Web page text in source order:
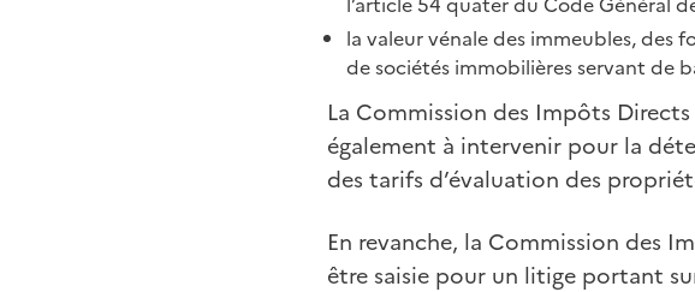
la valeur vénale des immeubles, des
de sociétés immobilières servant de
La Commission des Impôts
également à intervenir pour la
des tarifs d’évaluation des
En revanche, la Commission des
être saisie pour un litige portant